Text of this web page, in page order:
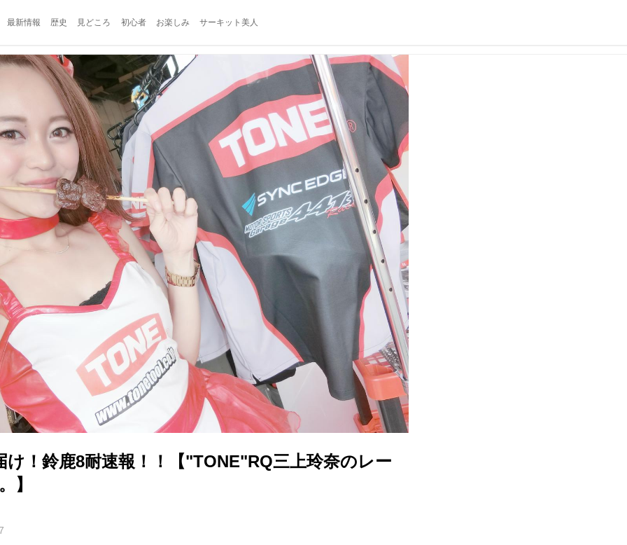
最新情報 歴史 見どころ 初心者 お楽しみ サーキット美人
け！鈴鹿8耐速報！！【"TONE"RQ三上玲奈のレー
】